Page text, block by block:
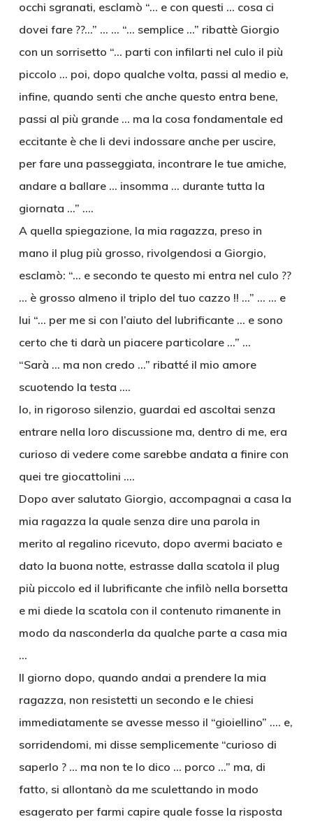
occhi sgranati, esclamò “… e con questi … cosa ci
dovei fare ??…” … … “… semplice …” ribattè Giorgio
con un sorrisetto “… parti con infilarti nel culo il più
piccolo … poi, dopo qualche volta, passi al medio e,
infine, quando senti che anche questo entra bene,
passi al più grande … ma la cosa fondamentale ed
eccitante è che li devi indossare anche per uscire,
per fare una passeggiata, incontrare le tue amiche,
andare a ballare … insomma … durante tutta la
giornata …” ….
A quella spiegazione, la mia ragazza, preso in
mano il plug più grosso, rivolgendosi a Giorgio,
esclamò: “… e secondo te questo mi entra nel culo ??
… è grosso almeno il triplo del tuo cazzo !! …” … … e
lui “… per me si con l’aiuto del lubrificante … e sono
certo che ti darà un piacere particolare …” …
“Sarà … ma non credo …” ribatté il mio amore
scuotendo la testa ….
Io, in rigoroso silenzio, guardai ed ascoltai senza
entrare nella loro discussione ma, dentro di me, era
curioso di vedere come sarebbe andata a finire con
quei tre giocattolini ….
Dopo aver salutato Giorgio, accompagnai a casa la
mia ragazza la quale senza dire una parola in
merito al regalino ricevuto, dopo avermi baciato e
dato la buona notte, estrasse dalla scatola il plug
più piccolo ed il lubrificante che infilò nella borsetta
e mi diede la scatola con il contenuto rimanente in
modo da nasconderla da qualche parte a casa mia
…
Il giorno dopo, quando andai a prendere la mia
ragazza, non resistetti un secondo e le chiesi
immediatamente se avesse messo il “gioiellino” …. e,
sorridendomi, mi disse semplicemente “curioso di
saperlo ? … ma non te lo dico … porco …” ma, di
fatto, si allontanò da me sculettando in modo
esagerato per farmi capire quale fosse la risposta